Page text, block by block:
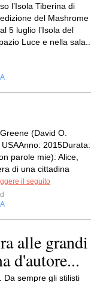
l’Isola Tiberina di
del Mashrome
5 luglio l’Isola del
Luce e nella
(David O.
2015Durata:
parole mie): Alice,
di una cittadina
il seguito
alle grandi
d'autore...
Da sempre gli stilisti